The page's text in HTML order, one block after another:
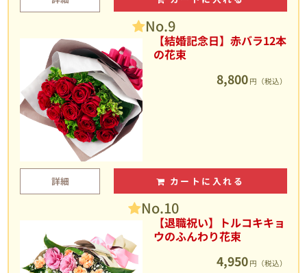
No.9
【結婚記念日】赤バラ12本
の花束
8,800 円（税込）
詳細 カートに入れる
No.10
【退職祝い】トルコキキョ
ウのふんわり花束
4,950 円（税込）